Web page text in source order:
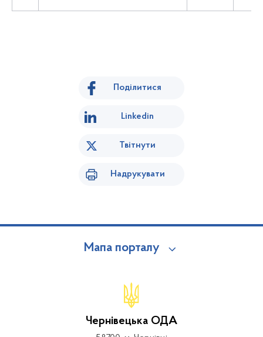
Поділитися
Linkedin
Твітнути
Надрукувати
Мапа порталу
Чернівецька ОДА